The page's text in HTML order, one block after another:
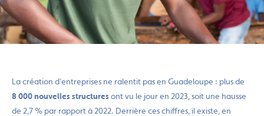
La création d’entreprises ne ralentit pas en Guadeloupe : plus de
8 000 nouvelles structuresont vu le jour en 2023, soit une hausse
de 2,7 % par rapport à 2022. Derrière ces chiffres, il existe, en